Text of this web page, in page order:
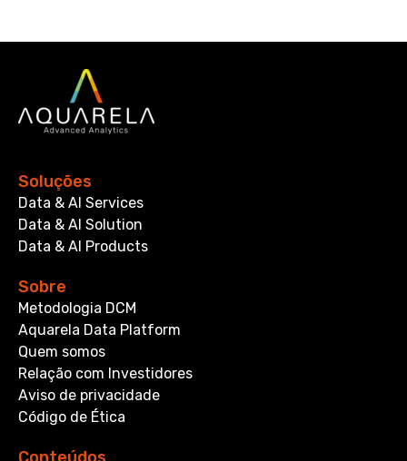
Soluções
Data & AI Services
Data & AI Solution
Data & AI Products
Sobre
Metodologia DCM
Aquarela Data Platform
Quem somos
Relação com Investidores
Aviso de privacidade
Código de Ética